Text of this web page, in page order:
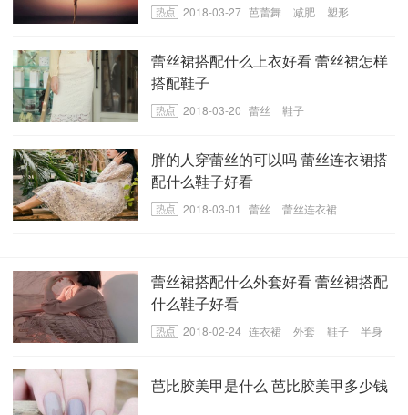
2018-03-27 芭蕾舞 减肥 塑形
​蕾丝裙搭配什么上衣好看 蕾丝裙怎样
搭配鞋子
2018-03-20 蕾丝 鞋子
胖的人穿蕾丝的可以吗 蕾丝连衣裙搭
配什么鞋子好看
2018-03-01 蕾丝 蕾丝连衣裙
蕾丝裙搭配什么外套好看 蕾丝裙搭配
什么鞋子好看
2018-02-24 连衣裙 外套 鞋子
半身
芭比胶美甲是什么 芭比胶美甲多少钱